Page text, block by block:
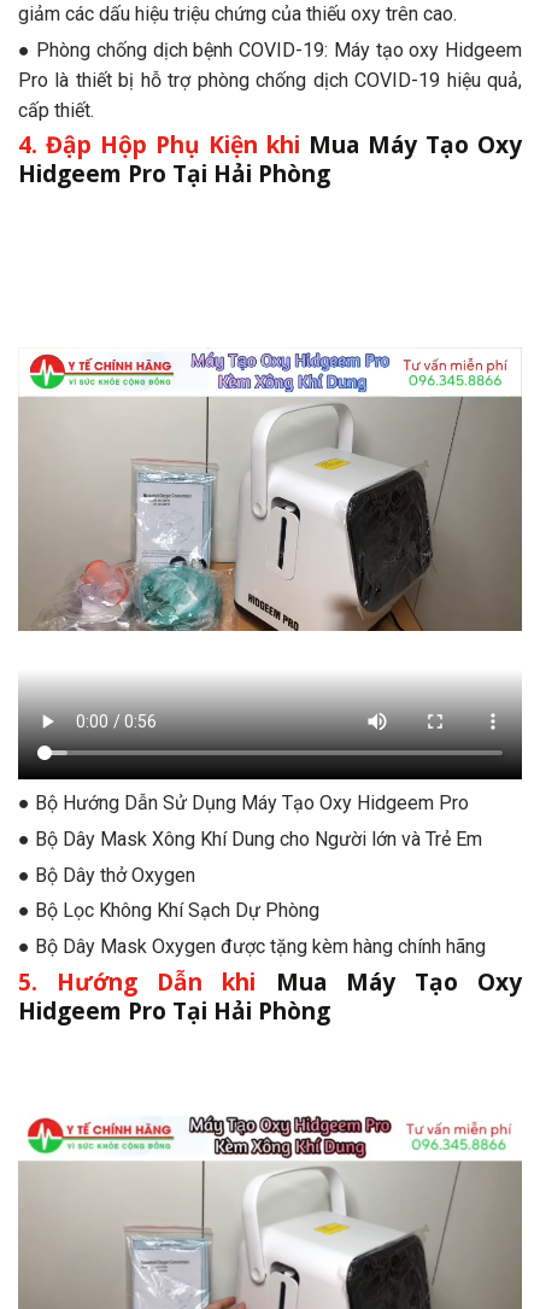
giảm các dấu hiệu triệu chứng của thiếu oxy trên cao.
● Phòng chống dịch bệnh COVID-19: Máy tạo oxy Hidgeem
Pro là thiết bị hỗ trợ phòng chống dịch COVID-19 hiệu quả,
cấp thiết.
4. Đập Hộp Phụ Kiện khi Mua Máy Tạo Oxy
Hidgeem Pro Tại Hải Phòng
● Bộ Hướng Dẫn Sử Dụng Máy Tạo Oxy Hidgeem Pro
● Bộ Dây Mask Xông Khí Dung cho Người lớn và Trẻ Em
● Bộ Dây thở Oxygen
● Bộ Lọc Không Khí Sạch Dự Phòng
● Bộ Dây Mask Oxygen được tặng kèm hàng chính hãng
5. Hướng Dẫn khi Mua Máy Tạo Oxy
Hidgeem Pro Tại Hải Phòng